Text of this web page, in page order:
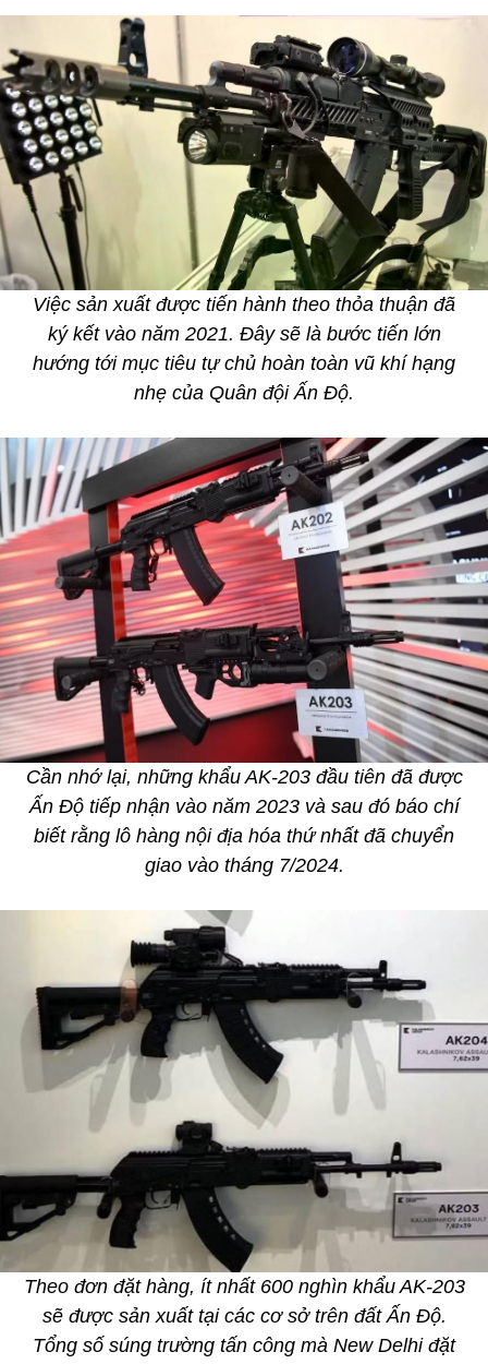
Việc sản xuất được tiến hành theo thỏa thuận đã
ký kết vào năm 2021. Đây sẽ là bước tiến lớn
hướng tới mục tiêu tự chủ hoàn toàn vũ khí hạng
nhẹ của Quân đội Ấn Độ.
Cần nhớ lại, những khẩu AK-203 đầu tiên đã được
Ấn Độ tiếp nhận vào năm 2023 và sau đó báo chí
biết rằng lô hàng nội địa hóa thứ nhất đã chuyển
giao vào tháng 7/2024.
Theo đơn đặt hàng, ít nhất 600 nghìn khẩu AK-203
sẽ được sản xuất tại các cơ sở trên đất Ấn Độ.
Tổng số súng trường tấn công mà New Delhi đặt